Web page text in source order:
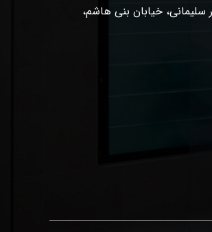
سلیمانی، خیابان بنی هاشم،